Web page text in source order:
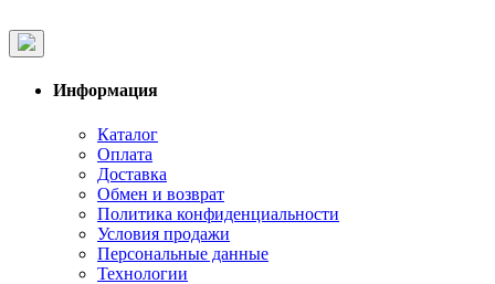
Информация
Каталог
Оплата
Доставка
Обмен и возврат
Политика конфиденциальности
Условия продажи
Персональные данные
Технологии